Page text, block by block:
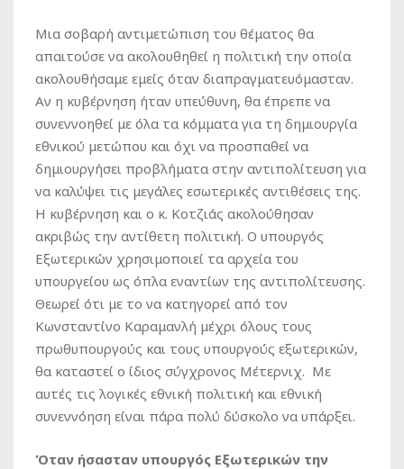
Μια σοβαρή αντιμετώπιση του θέματος θα
απαιτούσε να ακολουθηθεί η πολιτική την οποία
ακολουθήσαμε εμείς όταν διαπραγματευόμασταν.
Αν η κυβέρνηση ήταν υπεύθυνη, θα έπρεπε να
συνεννοηθεί με όλα τα κόμματα για τη δημιουργία
εθνικού μετώπου και όχι να προσπαθεί να
δημιουργήσει προβλήματα στην αντιπολίτευση για
να καλύψει τις μεγάλες εσωτερικές αντιθέσεις της.
Η κυβέρνηση και ο κ. Κοτζιάς ακολούθησαν
ακριβώς την αντίθετη πολιτική. Ο υπουργός
Εξωτερικών χρησιμοποιεί τα αρχεία του
υπουργείου ως όπλα εναντίων της αντιπολίτευσης.
Θεωρεί ότι με το να κατηγορεί από τον
Κωνσταντίνο Καραμανλή μέχρι όλους τους
πρωθυπουργούς και τους υπουργούς εξωτερικών,
θα καταστεί ο ίδιος σύγχρονος Μέτερνιχ. Με
αυτές τις λογικές εθνική πολιτική και εθνική
συνεννόηση είναι πάρα πολύ δύσκολο να υπάρξει.
Όταν ήσασταν υπουργός Εξωτερικών την